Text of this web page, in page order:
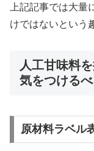
上記記事では大
けではないという
人工甘味料
気をつける
原材料ラベル